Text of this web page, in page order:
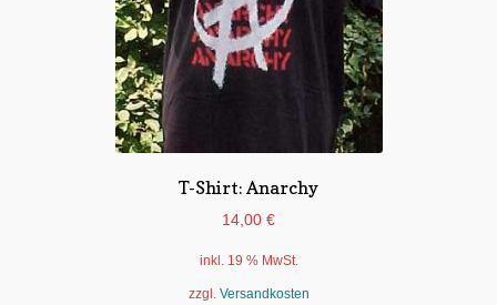
T-Shirt: Anarchy
14,00 €
inkl. 19 % MwSt.
zzgl. Versandkosten